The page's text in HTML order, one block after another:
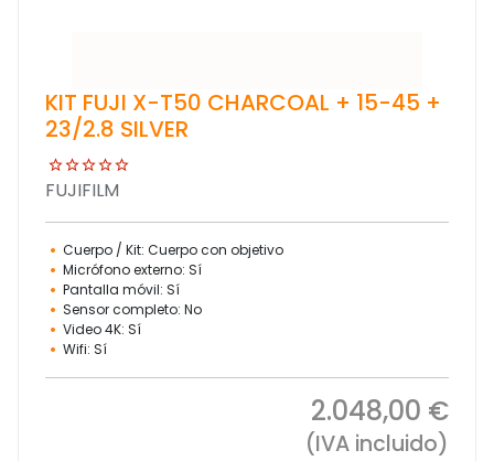
KIT FUJI X-T50 CHARCOAL + 15-45 +
23/2.8 SILVER
FUJIFILM
Cuerpo / Kit: Cuerpo con objetivo
Micrófono externo: Sí
Pantalla móvil: Sí
Sensor completo: No
Video 4K: Sí
Wifi: Sí
2.048,00 €
(IVA incluido)